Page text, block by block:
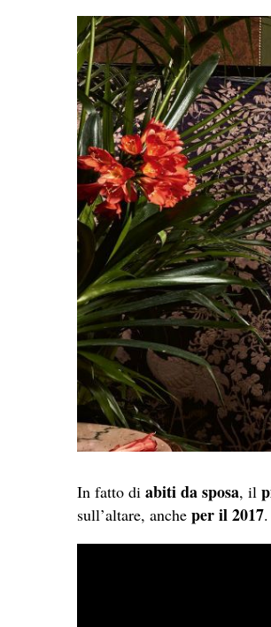
In fatto di abiti da sposa, il
sull’altare, anche per il 2017.